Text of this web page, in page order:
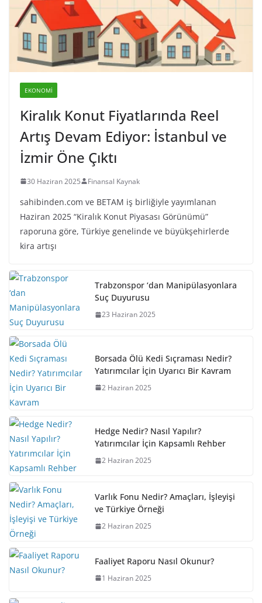
EKONOMI
Kiralık Konut Fiyatlarında Reel
Artış Devam Ediyor: İstanbul ve
İzmir Öne Çıktı
30 Haziran 2025 Finansal Kaynak
sahibinden.com ve BETAM iş birliğiyle yayımlanan
Haziran 2025 “Kiralık Konut Piyasası Görünümü”
raporuna göre, Türkiye genelinde ve büyükşehirlerde
kira artışı
Trabzonspor ‘dan Manipülasyonlara
Suç Duyurusu
23 Haziran 2025
Borsada Ölü Kedi Sıçraması Nedir?
Yatırımcılar İçin Uyarıcı Bir Kavram
2 Haziran 2025
Hedge Nedir? Nasıl Yapılır?
Yatırımcılar İçin Kapsamlı Rehber
2 Haziran 2025
Varlık Fonu Nedir? Amaçları, İşleyişi
ve Türkiye Örneği
2 Haziran 2025
Faaliyet Raporu Nasıl Okunur?
1 Haziran 2025